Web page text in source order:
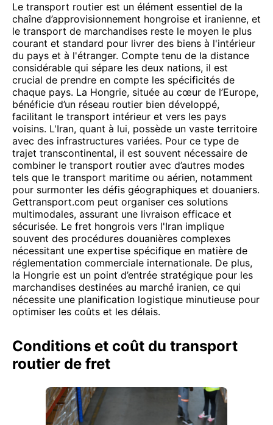
Le transport routier est un élément essentiel de la
chaîne d’approvisionnement hongroise et iranienne, et
le transport de marchandises reste le moyen le plus
courant et standard pour livrer des biens à l'intérieur
du pays et à l'étranger. Compte tenu de la distance
considérable qui sépare les deux nations, il est
crucial de prendre en compte les spécificités de
chaque pays. La Hongrie, située au cœur de l’Europe,
bénéficie d’un réseau routier bien développé,
facilitant le transport intérieur et vers les pays
voisins. L'Iran, quant à lui, possède un vaste territoire
avec des infrastructures variées. Pour ce type de
trajet transcontinental, il est souvent nécessaire de
combiner le transport routier avec d’autres modes
tels que le transport maritime ou aérien, notamment
pour surmonter les défis géographiques et douaniers.
Gettransport.com peut organiser ces solutions
multimodales, assurant une livraison efficace et
sécurisée. Le fret hongrois vers l'Iran implique
souvent des procédures douanières complexes
nécessitant une expertise spécifique en matière de
réglementation commerciale internationale. De plus,
la Hongrie est un point d’entrée stratégique pour les
marchandises destinées au marché iranien, ce qui
nécessite une planification logistique minutieuse pour
optimiser les coûts et les délais.
Conditions et coût du transport
routier de fret